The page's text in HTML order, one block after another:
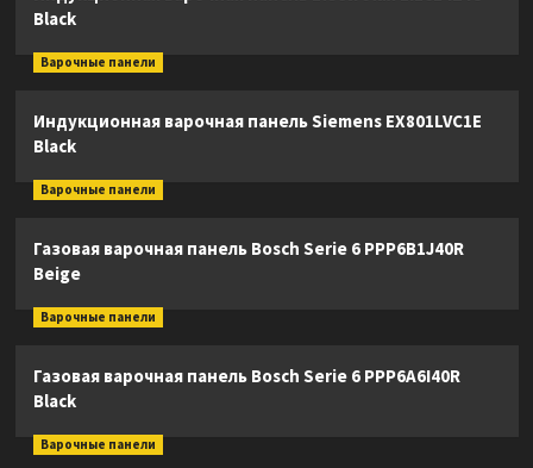
Black
Варочные панели
Индукционная варочная панель Siemens EX801LVC1E
Black
Варочные панели
Газовая варочная панель Bosch Serie 6 PPP6B1J40R
Beige
Варочные панели
Газовая варочная панель Bosch Serie 6 PPP6A6I40R
Black
Варочные панели